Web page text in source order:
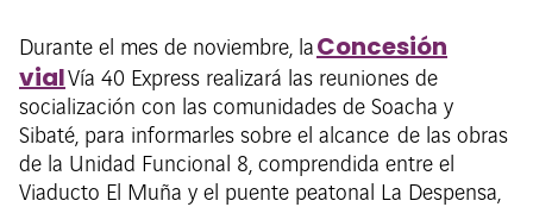
Durante el mes de noviembre, la Concesión
vialVía 40 Express realizará las reuniones de
socialización con las comunidades de Soacha y
Sibaté, para informarles sobre el alcance de las obras
de la Unidad Funcional 8, comprendida entre el
Viaducto El Muña y el puente peatonal La Despensa,